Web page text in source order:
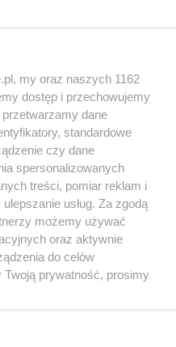
Specjalny koncert z okazji
20. urodzin portalu
wSzczecinie.pl
Regulamin konkursów
śniadaniówka "Hej
Szczecin! Jest piątek!"
my oraz naszych 1162
dostęp i przechowujemy
dane
standardowe
czy dane
spersonalizowanych
treści, pomiar reklam i
usług. Za zgodą
możemy używać
oraz aktywnie
do celów
prywatność, prosimy